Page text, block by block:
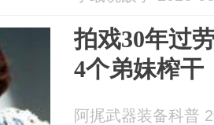
拍戏30年过
4个弟妹榨干
阿捤武器装备科普